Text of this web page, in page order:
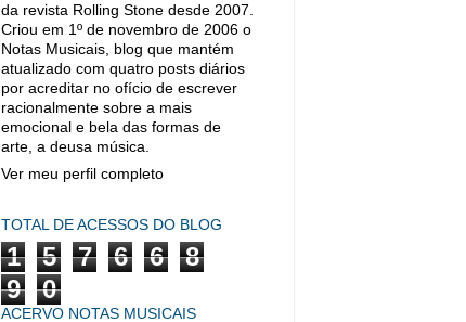
da revista Rolling Stone desde 2007.
Criou em 1º de novembro de 2006 o
Notas Musicais, blog que mantém
atualizado com quatro posts diários
por acreditar no ofício de escrever
racionalmente sobre a mais
emocional e bela das formas de
arte, a deusa música.
Ver meu perfil completo
TOTAL DE ACESSOS DO BLOG
1 5 7 6 6
8
9
0
ACERVO NOTAS MUSICAIS